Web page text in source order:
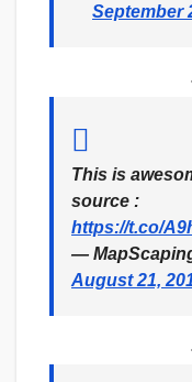
September
This is
source :
https://t.co/
—
August 21,